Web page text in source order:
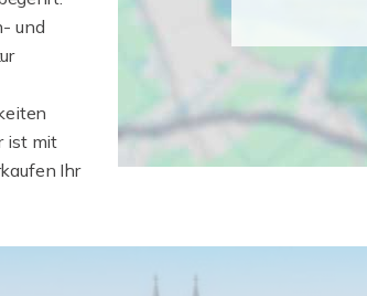
und
ist mit
Ihr